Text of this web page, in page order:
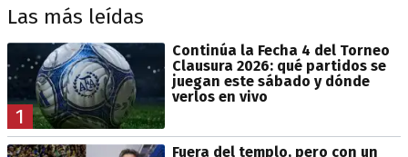
Las más leídas
1
Continúa la Fecha 4 del Torneo
Clausura 2026: qué partidos se
juegan este sábado y dónde
verlos en vivo
Fuera del templo, pero con un